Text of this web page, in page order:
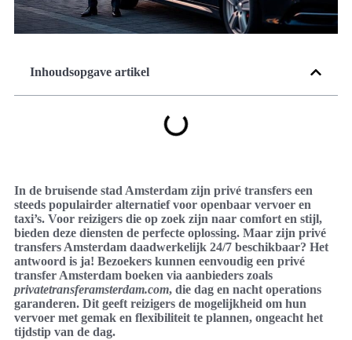
Inhoudsopgave artikel
In de bruisende stad Amsterdam zijn privé transfers een
steeds populairder alternatief voor openbaar vervoer en
taxi’s. Voor reizigers die op zoek zijn naar comfort en stijl,
bieden deze diensten de perfecte oplossing. Maar zijn privé
transfers Amsterdam daadwerkelijk 24/7 beschikbaar? Het
antwoord is ja! Bezoekers kunnen eenvoudig een privé
transfer Amsterdam boeken via aanbieders zoals
privatetransferamsterdam.com, die dag en nacht operations
garanderen. Dit geeft reizigers de mogelijkheid om hun
vervoer met gemak en flexibiliteit te plannen, ongeacht het
tijdstip van de dag.